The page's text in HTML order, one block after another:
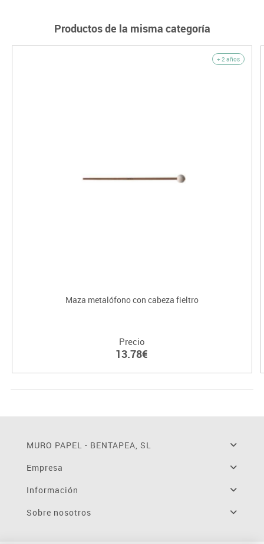
Productos de la misma categoría
+ 2 años
Maza metalófono con cabeza fieltro
Precio
13.78€
MURO PAPEL - BENTAPEA, SL
Empresa
Información
Sobre nosotros